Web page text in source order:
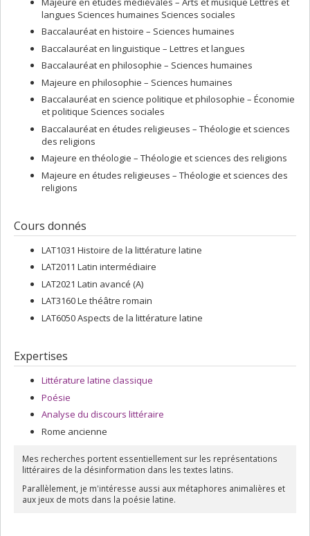
langues Sciences humaines Sciences sociales
Baccalauréat en histoire – Sciences humaines
Baccalauréat en linguistique – Lettres et langues
Baccalauréat en philosophie – Sciences humaines
Majeure en philosophie – Sciences humaines
Baccalauréat en science politique et philosophie – Économie
et politique Sciences sociales
Baccalauréat en études religieuses – Théologie et sciences
des religions
Majeure en théologie – Théologie et sciences des religions
Majeure en études religieuses – Théologie et sciences des
religions
Cours donnés
LAT1031 Histoire de la littérature latine
LAT2011 Latin intermédiaire
LAT2021 Latin avancé (A)
LAT3160 Le théâtre romain
LAT6050 Aspects de la littérature latine
Expertises
Littérature latine classique
Poésie
Analyse du discours littéraire
Rome ancienne
Mes recherches portent essentiellement sur les représentations
littéraires de la désinformation dans les textes latins.
Parallèlement, je m'intéresse aussi aux métaphores animalières et
aux jeux de mots dans la poésie latine.